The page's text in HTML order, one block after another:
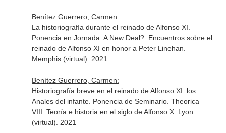
Benítez Guerrero, Carmen:
La historiografía durante el reinado de Alfonso XI.
Ponencia en Jornada. A New Deal?: Encuentros sobre el
reinado de Alfonso XI en honor a Peter Linehan.
Memphis (virtual). 2021
Benítez Guerrero, Carmen:
Historiografía breve en el reinado de Alfonso XI: los
Anales del infante. Ponencia de Seminario. Theorica
VIII. Teoría e historia en el siglo de Alfonso X. Lyon
(virtual). 2021